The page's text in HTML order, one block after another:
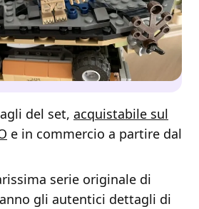
del set, acquistabile sul
e in commercio a partire dal
serie originale di
gli autentici dettagli di